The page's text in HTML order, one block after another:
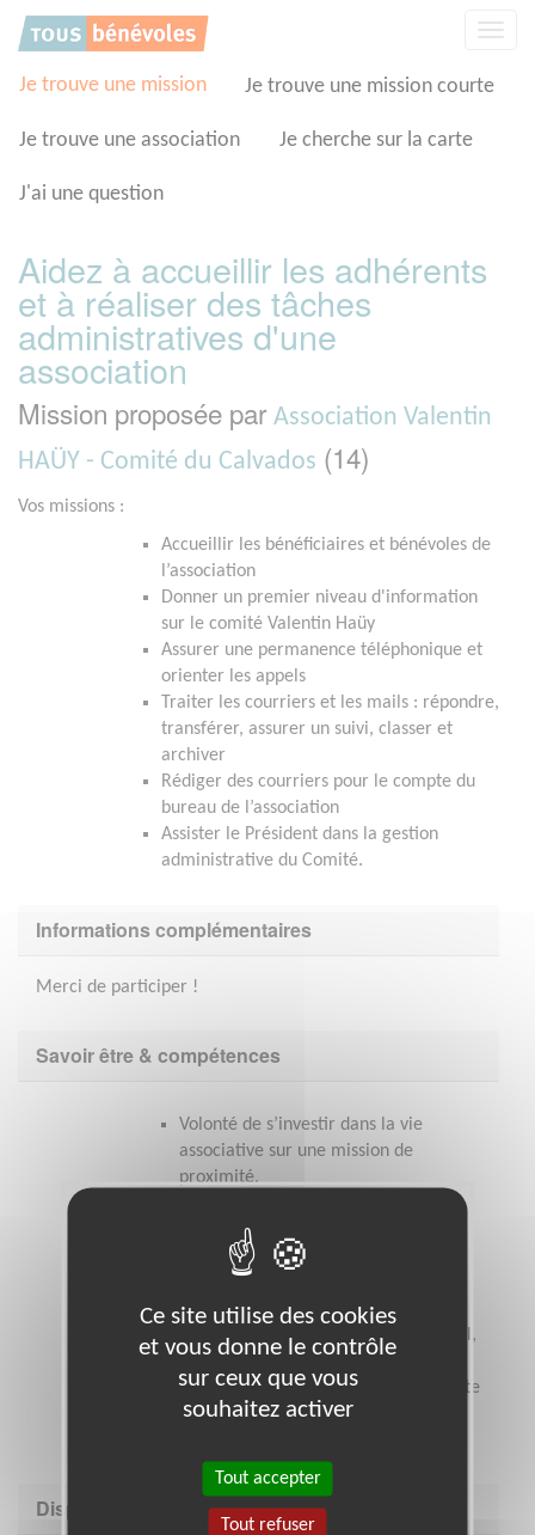
Je trouve une mission Je trouve une mission courte
Je trouve une association Je cherche sur la carte
J'ai une question
Aidez à accueillir les adhérents
et à réaliser des tâches
administratives d'une
association
Mission proposée par Association Valentin
HAÜY - Comité du Calvados (14)
Vos missions :
Accueillir les bénéficiaires et bénévoles de
l’association
Donner un premier niveau d'information
sur le comité Valentin Haüy
Assurer une permanence téléphonique et
orienter les appels
Traiter les courriers et les mails : répondre,
transférer, assurer un suivi, classer et
archiver
Rédiger des courriers pour le compte du
bureau de l’association
Assister le Président dans la gestion
administrative du Comité.
Informations complémentaires
Merci de participer !
Savoir être & compétences
Volonté de s’investir dans la vie
associative sur une mission de
proximité,
déficientes visuelles,
Qualités relationnelles, goût pour le
travail en équipe,
Capacités d’animation.
Une sensibilisation au handicap visuel,
une présentation générale de
l’Association et une formation au poste
seront assurées par l’Association
Disponibilité demandée
Panneau de gestion des cookies
Ce site utilise des cookies
et vous donne le contrôle
sur ceux que vous
souhaitez activer
Tout accepter
Tout refuser